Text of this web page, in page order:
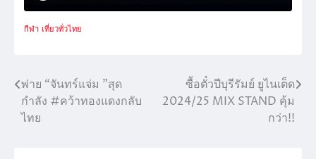
กีฬา เที่ยวทั่วไทย
แนะแนว
เรื่อง
พ่าย “จันทร์แจ่ม ”สุด
กำลัง #คว้าทองแดงกลับ
ไทย
ซื้อตั๋วปีบุรีรัมย์ ยูไนเต็ด
2024/25 MIX STAND คุ้ม
กว่า!!